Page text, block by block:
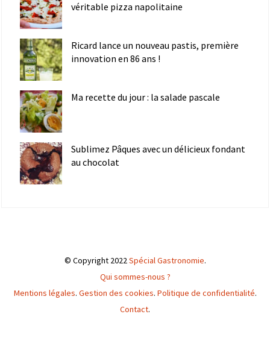
véritable pizza napolitaine
Ricard lance un nouveau pastis, première
innovation en 86 ans !
Ma recette du jour : la salade pascale
Sublimez Pâques avec un délicieux fondant
au chocolat
© Copyright 2022Spécial Gastronomie.
Qui sommes-nous ?
Mentions légales. Gestion des cookies. Politique de confidentialité.
Contact.